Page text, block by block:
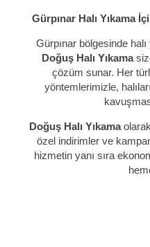
Gürpınar Halı Yıkama
Gürpınar bölgesinde
Doğuş Halı Yıkama
çözüm sunar. Her
yöntemlerimizle,
Doğuş Halı Yıkama
özel indirimler ve
hizmetin yanı sıra